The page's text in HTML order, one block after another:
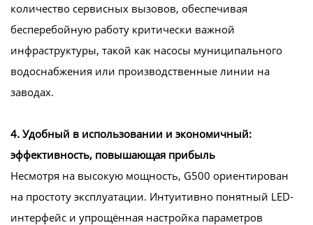
количество сервисных вызовов, обеспечивая
бесперебойную работу критически важной
инфраструктуры, такой как насосы муниципального
водоснабжения или производственные линии на
заводах.
4. Удобный в использовании и экономичный:
эффективность, повышающая прибыль
Несмотря на высокую мощность, G500 ориентирован
на простоту эксплуатации. Интуитивно понятный LED-
интерфейс и упрощённая настройка параметров